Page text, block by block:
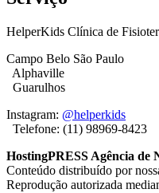
HelperKids Clínica de
Campo Belo São Paulo
Alphaville
Guarulhos
Instagram: @helperkids
Telefone: (11) 98969-8423
HostingPRESS Agência de
Conteúdo distribuído por
Reprodução autorizada